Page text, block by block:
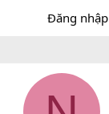
Đăng nhập